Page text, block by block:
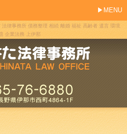
MENU
律事務所 債務整理 相続 離婚 福祉 高齢者 遺言 環境
企業法務 上伊那